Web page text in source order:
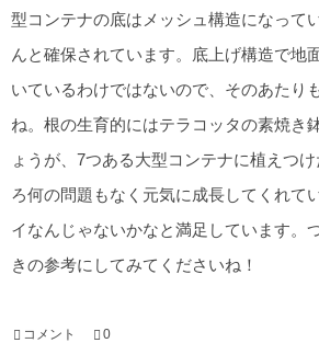
型コンテナの底はメッシュ構造になって
んと確保されています。底上げ構造で地
いているわけではないので、そのあたり
ね。根の生育的にはテラコッタの素焼き
ょうが、7つある大型コンテナに植えつ
ろ何の問題もなく元気に成長してくれて
イなんじゃないかなと満足しています。
きの参考にしてみてくださいね！
コメント 0